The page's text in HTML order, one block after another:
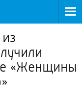
«Женщины